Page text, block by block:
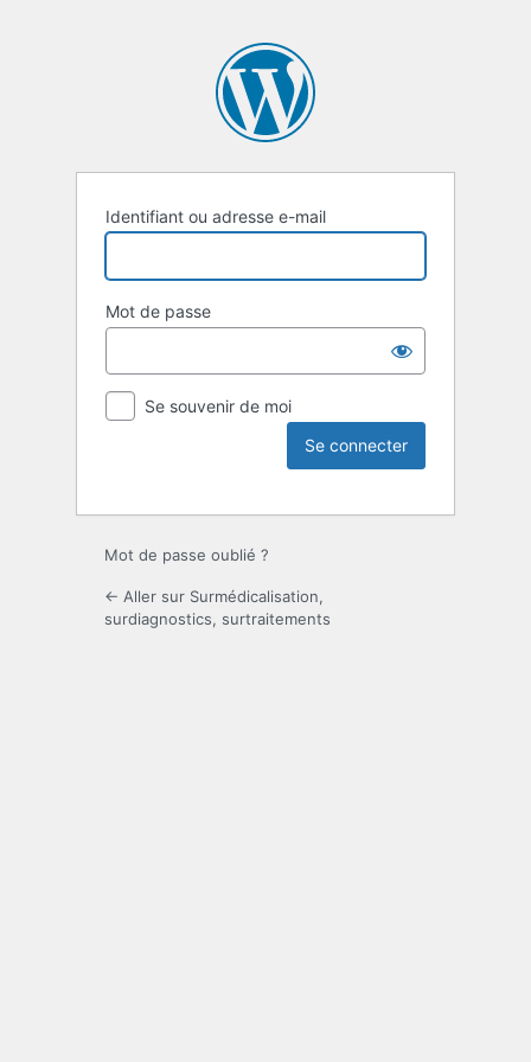
Identifiant ou adresse e-mail
Mot de passe
Se souvenir de moi
Mot de passe oublié ?
← Aller sur Surmédicalisation,
surdiagnostics, surtraitements